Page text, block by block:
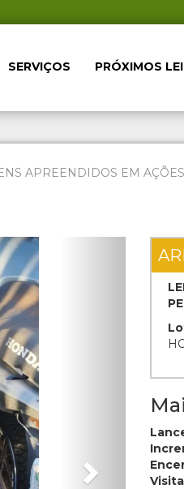
SERVIÇOS PRÓXIMOS
APREENDIDOS EM